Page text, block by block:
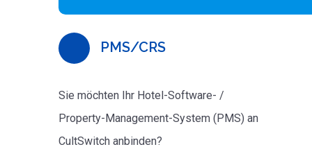
PMS/CRS
Sie möchten Ihr Hotel-Software- /
Property-Management-System (PMS) an
CultSwitch anbinden?